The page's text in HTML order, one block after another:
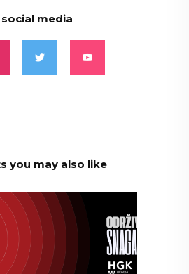
media
you may also like